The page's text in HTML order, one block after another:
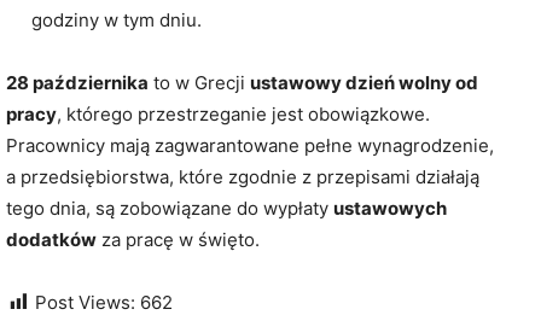
godziny w tym dniu.
28 października to w Grecji ustawowy dzień wolny od
pracy, którego przestrzeganie jest obowiązkowe.
Pracownicy mają zagwarantowane pełne wynagrodzenie,
a przedsiębiorstwa, które zgodnie z przepisami działają
tego dnia, są zobowiązane do wypłaty ustawowych
dodatków za pracę w święto.
Post Views: 662